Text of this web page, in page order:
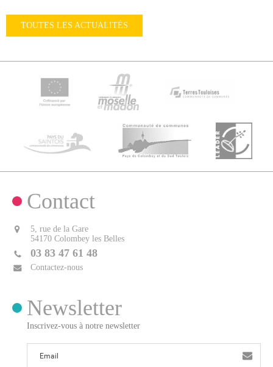
TOUTES LES ACTUALITÉS
Contact
5, rue de la Gare
54170 Colombey les Belles
03 83 47 61 48
Contactez-nous
Newsletter
Inscrivez-vous à notre newsletter